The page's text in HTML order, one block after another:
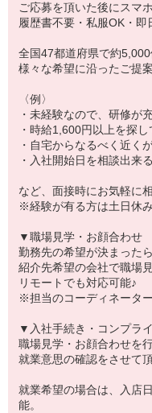
ご応募を頂いた後にスマ
履歴書不要・私服OK・
全国47都道府県で約
様々な希望に沿ったご提案
〈例〉
・未経験なので、研修が
・時給1,600円以上を探し
・自宅からなるべく近く
・入社開始日を相談出来
など、面接時にお気軽に
※経験が有る方は土日休
▼職場見学・お顔合わせ
勤務先の希望が決まったら
紹介先希望の会社で職場
リモートでも対応可能♪
※担当のコーディネータ
▼入社手続き・コンプラ
職場見学・お顔合わせを
就業意思の確認をさせて頂
就業希望の場合は、入店
能。